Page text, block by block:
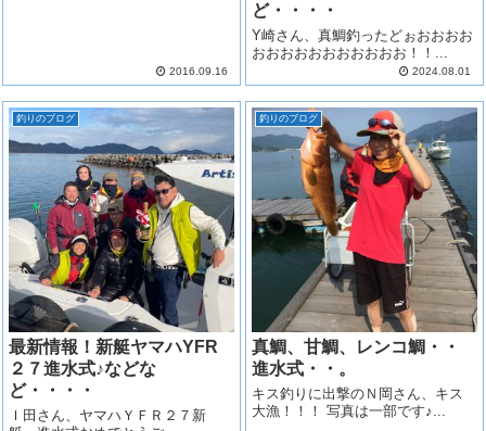
2016.09.16
ど・・・・
Y崎さん、真鯛釣ったどぉおおおお
おおおおおおおおおおお！！...
2024.08.01
釣りのブログ
最新情報！新艇ヤマハYFR
２７進水式♪などな
ど・・・・
Ｉ田さん、ヤマハＹＦＲ２７新
釣りのブログ
真鯛、甘鯛、レンコ鯛・・
進水式・・。
キス釣りに出撃のＮ岡さん、キス
大漁！！！ 写真は一部です♪...